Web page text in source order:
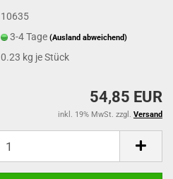
10635
3-4 Tage(Ausland abweichend)
0.23 kg je Stück
54,85 EUR
inkl. 19% MwSt. zzgl. Versand